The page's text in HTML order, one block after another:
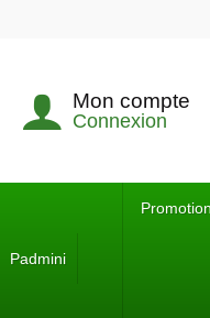
Mon compte
Connexion
Padmini